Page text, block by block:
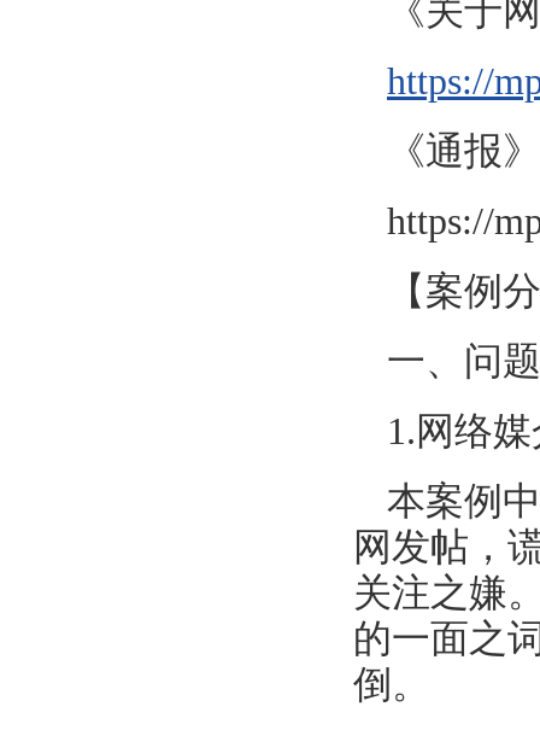
《关于
https://
《通报》
https://
【案例
一、问
1.网络
本案例
网发帖，
关注之嫌
的一面之
倒。